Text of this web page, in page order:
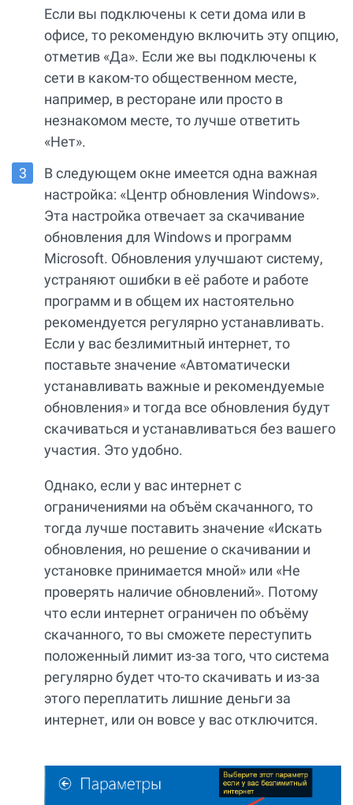
Если вы подключены к сети дома или в
офисе, то рекомендую включить эту опцию,
отметив «Да». Если же вы подключены к
сети в каком-то общественном месте,
например, в ресторане или просто в
незнакомом месте, то лучше ответить
«Нет».
В следующем окне имеется одна важная
настройка: «Центр обновления Windows».
Эта настройка отвечает за скачивание
обновления для Windows и программ
Microsoft. Обновления улучшают систему,
устраняют ошибки в её работе и работе
программ и в общем их настоятельно
рекомендуется регулярно устанавливать.
Если у вас безлимитный интернет, то
поставьте значение «Автоматически
устанавливать важные и рекомендуемые
обновления» и тогда все обновления будут
скачиваться и устанавливаться без вашего
участия. Это удобно.
Однако, если у вас интернет с
ограничениями на объём скачанного, то
тогда лучше поставить значение «Искать
обновления, но решение о скачивании и
установке принимается мной» или «Не
проверять наличие обновлений». Потому
что если интернет ограничен по объёму
скачанного, то вы сможете переступить
положенный лимит из-за того, что система
регулярно будет что-то скачивать и из-за
этого переплатить лишние деньги за
интернет, или он вовсе у вас отключится.